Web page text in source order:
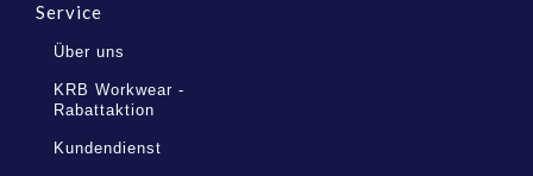
Service
Über uns
KRB Workwear -
Rabattaktion
Kundendienst